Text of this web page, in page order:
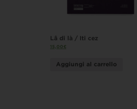
Lâ di là / Iti čez
15,00€
Aggiungi al carrello